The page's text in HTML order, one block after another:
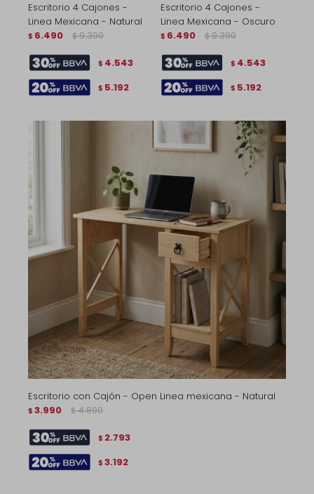
Escritorio 4 Cajones -
Linea Mexicana - Natural
$ 6.490 $ 9.390
$ 4.543
$ 5.192
Escritorio 4 Cajones -
Linea Mexicana - Oscuro
$ 6.490 $ 9.390
$ 4.543
$ 5.192
Escritorio con Cajón - Open Linea mexicana - Natural
$ 3.990 $ 4.890
$ 2.793
$ 3.192